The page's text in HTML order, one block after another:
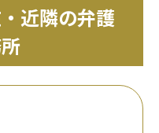
近隣の弁護